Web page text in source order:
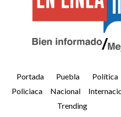
Portada Puebla Política
Policiaca
Nacional
Trending